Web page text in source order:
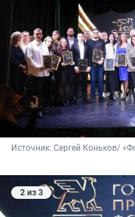
Источник: Сергей Коньков/
2 из 3